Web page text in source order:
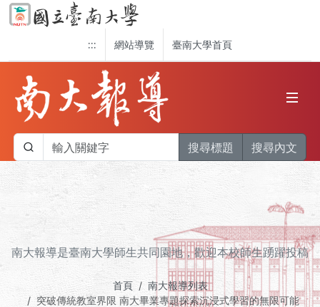
::: 網站導覽 臺南大學首頁
搜尋標題 搜尋內文
南大報導是臺南大學師生共同園地，歡迎本校師生踴躍投稿
首頁
南大報導列表
突破傳統教室界限 南大畢業專題探索沉浸式學習的無限可能